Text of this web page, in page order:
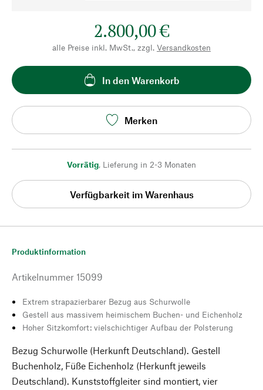
2.800,00 €
alle Preise inkl. MwSt., zzgl. Versandkosten
In den Warenkorb
Merken
Vorrätig, Lieferung in 2-3 Monaten
Verfügbarkeit im Warenhaus
Produktinformation
Artikelnummer 15099
Extrem strapazierbarer Bezug aus Schurwolle
Gestell aus massivem heimischem Buchen- und Eichenholz
Hoher Sitzkomfort: vielschichtiger Aufbau der Polsterung
Bezug Schurwolle (Herkunft Deutschland). Gestell
Buchenholz, Füße Eichenholz (Herkunft jeweils
Deutschland). Kunststoffgleiter sind montiert, vier